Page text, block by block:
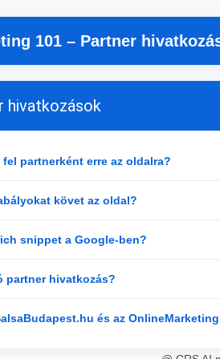
101 – Partner
hivatkozások
partnerként erre az oldalra?
követ az oldal?
snippet a Google-ben?
partner hivatkozás?
és az